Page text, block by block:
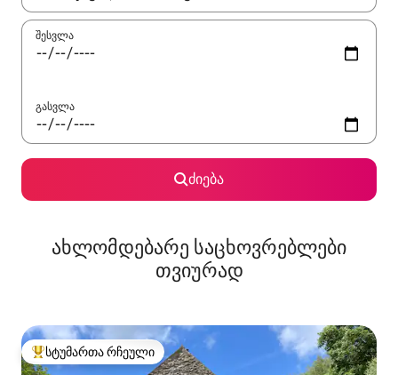
შესვლა
გასვლა
ძიება
ახლომდებარე საცხოვრებლები
თვიურად
სტუმართა რჩეული მოწინავე ვარიანტი
სტუმართა რჩეული